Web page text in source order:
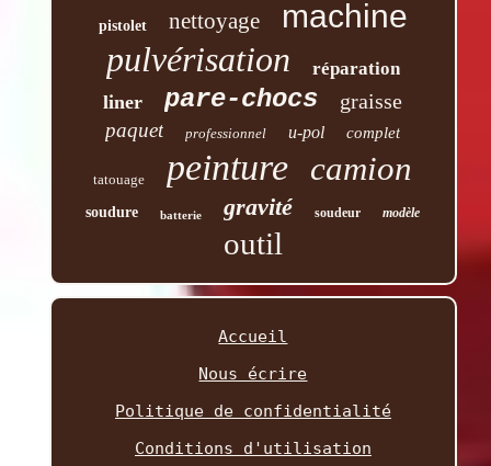
pistolet nettoyage machine
pulvérisation réparation
liner pare-chocs graisse
paquet professionnel u-pol complet
tatouage peinture camion
soudure batterie gravité soudeur modèle
outil
Accueil
Nous écrire
Politique de confidentialité
Conditions d'utilisation